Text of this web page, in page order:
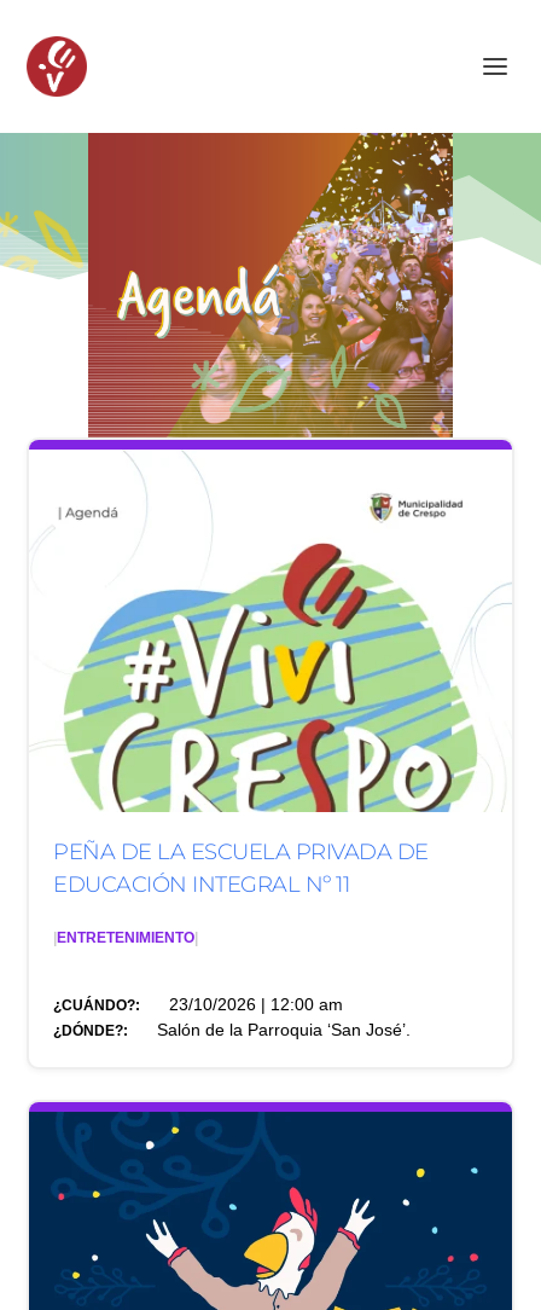
PEÑA DE LA ESCUELA PRIVADA DE
EDUCACIÓN INTEGRAL Nº 11
ENTRETENIMIENTO
¿CUÁNDO?: 23/10/2026 | 12:00 am
¿DÓNDE?: Salón de la Parroquia ‘San José’.